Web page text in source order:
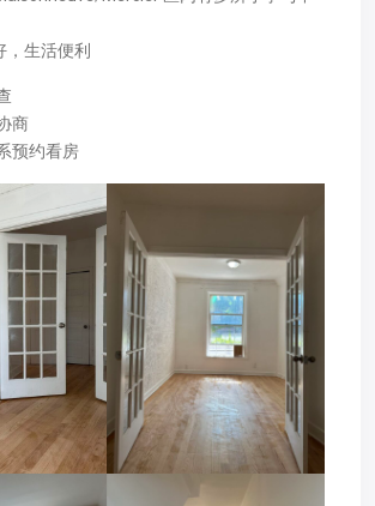
生活便利
商
预约看房